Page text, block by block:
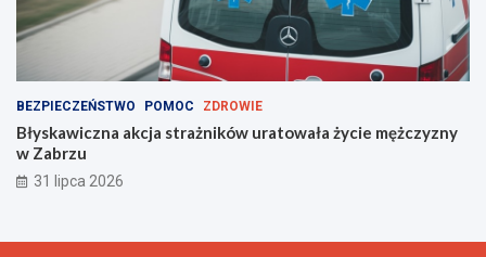
BEZPIECZEŃSTWO POMOC ZDROWIE
Błyskawiczna akcja strażników uratowała życie mężczyzny
w Zabrzu
31 lipca 2026